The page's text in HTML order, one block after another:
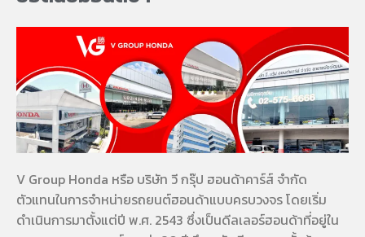
V Group Honda หรือ บริษัท วี กรุ๊ป ฮอนด้าคาร์ส์ จำกัด
ตัวแทนในการจำหน่ายรถยนต์ฮอนด้าแบบครบวงจร โดยเริ่ม
ดำเนินการมาตั้งแต่ปี พ.ศ. 2543 ซึ่งเป็นดีลเลอร์ฮอนด้าที่อยู่ใน